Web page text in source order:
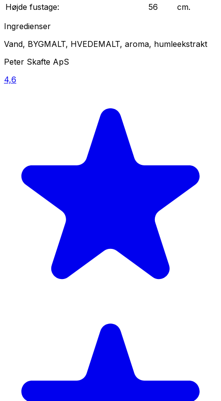
Højde fustage: 56
cm.
Ingredienser
Vand, BYGMALT, HVEDEMALT, aroma, humleekstrakt
Peter Skafte ApS
4,6